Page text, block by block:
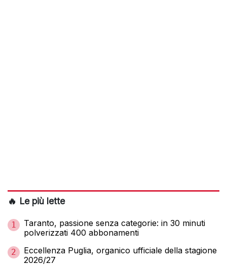
🔥 Le più lette
1
Taranto, passione senza categorie: in 30 minuti
polverizzati 400 abbonamenti
2
Eccellenza Puglia, organico ufficiale della stagione
2026/27